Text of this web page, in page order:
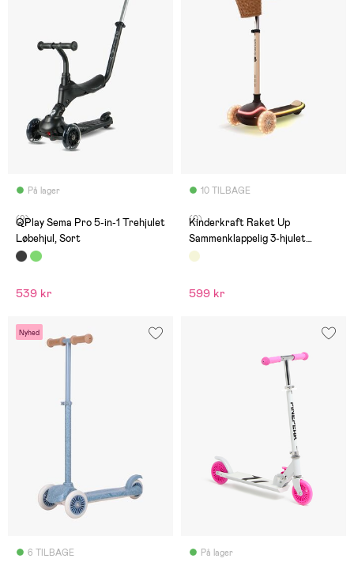
På lager
(9)
QPlay Sema Pro 5-in-1 Trehjulet
Løbehjul, Sort
539 kr
10 TILBAGE
(0)
Kinderkraft Raket Up
Sammenklappelig 3-hjulet
Løbehjul, Beige
599 kr
Nyhed
6 TILBAGE På lager